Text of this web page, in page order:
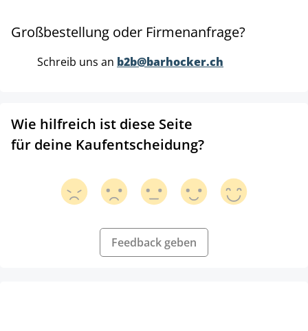
Großbestellung oder Firmenanfrage?
Schreib uns an b2b@barhocker.ch
Wie hilfreich ist diese Seite
für deine Kaufentscheidung?
Feedback geben